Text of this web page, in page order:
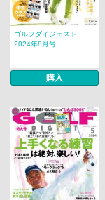
ゴルフダイジェスト
2024年8月号
購入